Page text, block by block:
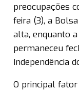
preocupações
feira (3), a
alta, enquanto
permaneceu
Independência
O principal